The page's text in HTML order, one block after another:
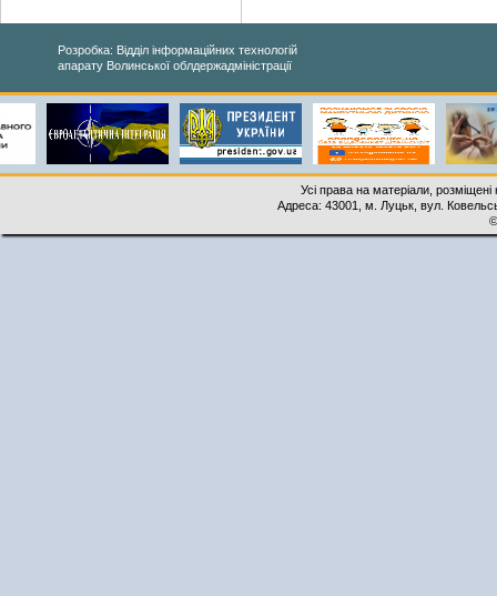
Розробка: Відділ інформаційних технологій
апарату Волинської облдержадміністрації
Усі права на матеріали,
Адреса: 43001, м. Луцьк, вул.